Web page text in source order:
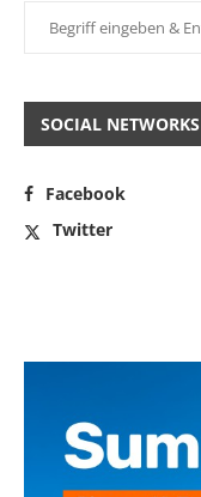
SOCIAL NETWORKS
Facebook
Twitter